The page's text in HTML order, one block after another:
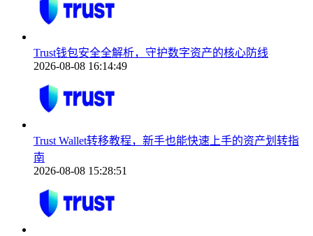
Trust钱包安全全解析，守护数字资产的核心防线
2026-08-08 16:14:49
Trust Wallet转移教程，新手也能快速上手的资产划转指
南
2026-08-08 15:28:51